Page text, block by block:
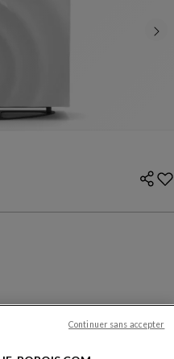
Autres coloris
Continuer sans accepter